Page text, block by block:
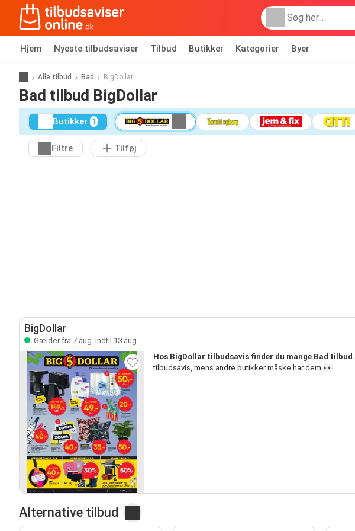
Hjem Nyeste tilbudsaviser Tilbud Butikker Kategorier Byer
Alle tilbud Bad BigDollar
Bad tilbud BigDollar
Butikker 1
Filtre Tilføj
BigDollar
Gælder fra 7 aug. indtil 13 aug.
Hos BigDollar tilbudsavis finder du mange Bad tilbud.
tilbudsavis, mens andre butikker måske har dem.👀
Alternative tilbud